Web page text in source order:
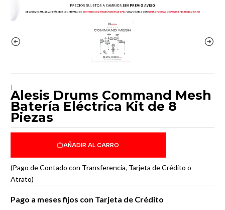
|
Alesis Drums Command Mesh
Batería Eléctrica Kit de 8
Piezas
AÑADIR AL CARRO
(Pago de Contado con Transferencia, Tarjeta de Crédito o
Atrato)
Pago a meses fijos con Tarjeta de Crédito